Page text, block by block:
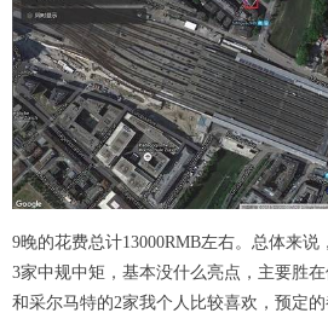
9晚的花费总计13000RMB左右。总体来
3家中规中矩，基本没什么亮点，主要胜
和采尔马特的2家我个人比较喜欢，预定